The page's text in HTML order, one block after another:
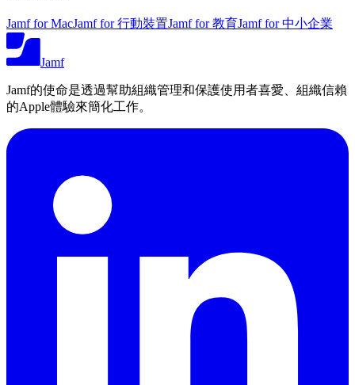
Jamf for MacJamf for 行動裝置Jamf for 教育Jamf for 中小企業
Jamf
Jamf的使命是透過幫助組織管理和保護使用者喜愛、組織信賴
的Apple體驗來簡化工作。